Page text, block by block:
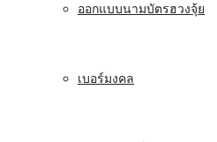
ออกแบบนามบัตรฮวงจุ้ย
เบอร์มงคล